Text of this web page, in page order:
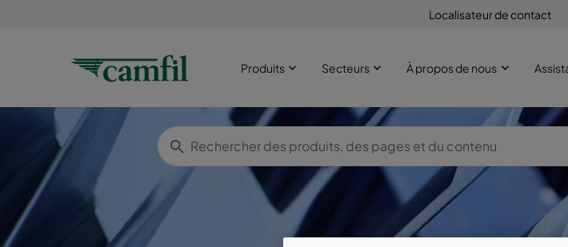
Localisateur de contact
Produits Secteurs À propos de nous